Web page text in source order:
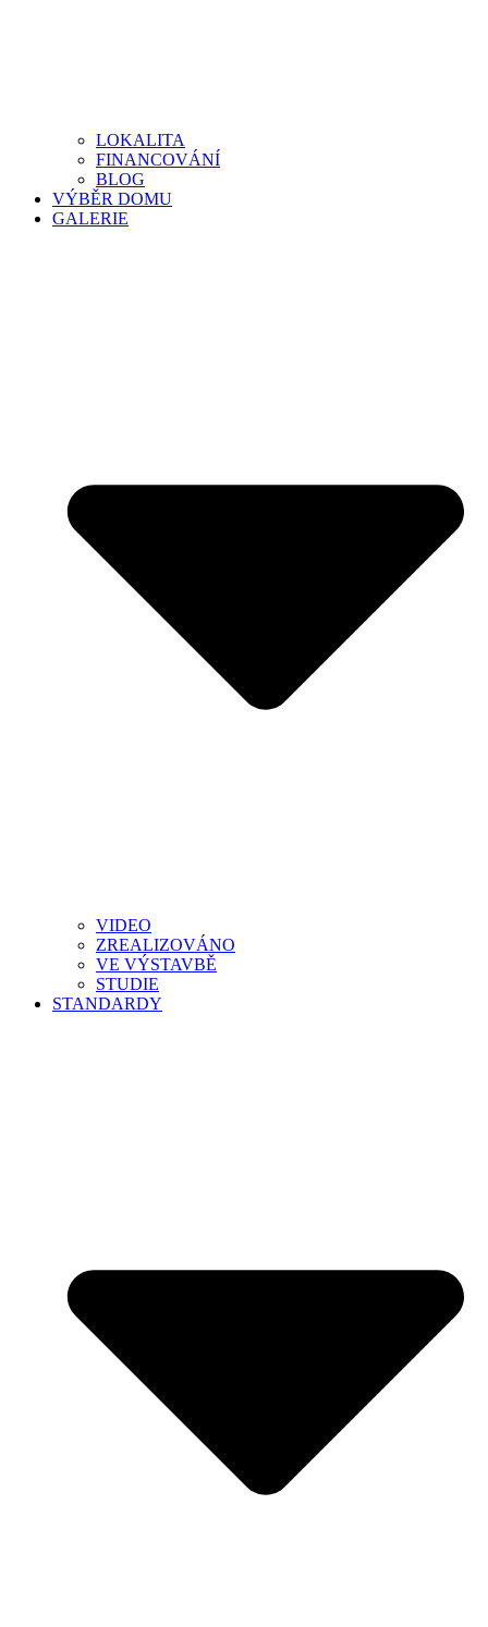
LOKALITA
FINANCOVÁNÍ
BLOG
VÝBĚR DOMU
GALERIE
VIDEO
ZREALIZOVÁNO
VE VÝSTAVBĚ
STUDIE
STANDARDY